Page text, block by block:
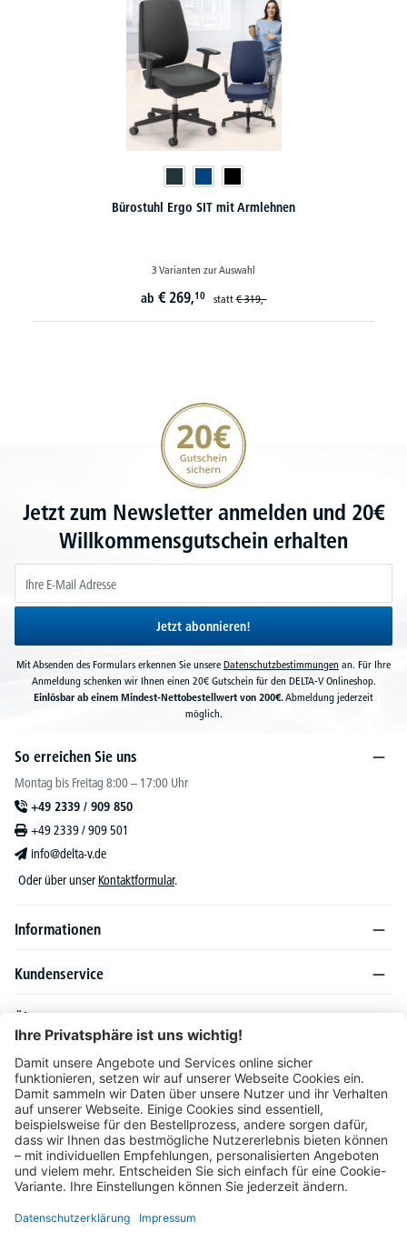
Bürostuhl FlexPRO ohne Armlehnen
ab€ 332,10
20€ Gutschein sichern
Jetzt zum Newsletter anmelden und 20€
Willkommensgutschein erhalten
Jetzt abonnieren!
Mit Absenden des Formulars erkennen Sie unsere Datenschutzbestimmungen an. Für Ihre
Anmeldung schenken wir Ihnen einen 20€ Gutschein für den DELTA-V Onlineshop.
Einlösbar ab einem Mindest-Nettobestellwert von 200€.Abmeldung jederzeit
möglich.
So erreichen Sie uns
Montag bis Freitag 8:00 – 17:00 Uhr
+49 2339 / 909 850
+49 2339 / 909 501
info@delta-v.de
Oder über unser Kontaktformular.
Informationen
Kundenservice
Über DELTA-V
Produktsortiment
Ratgeber
Folgen Sie uns auch auf
Unser Angebot richtet sich ausschließlich an Industrie, Handel, Gewerbe und